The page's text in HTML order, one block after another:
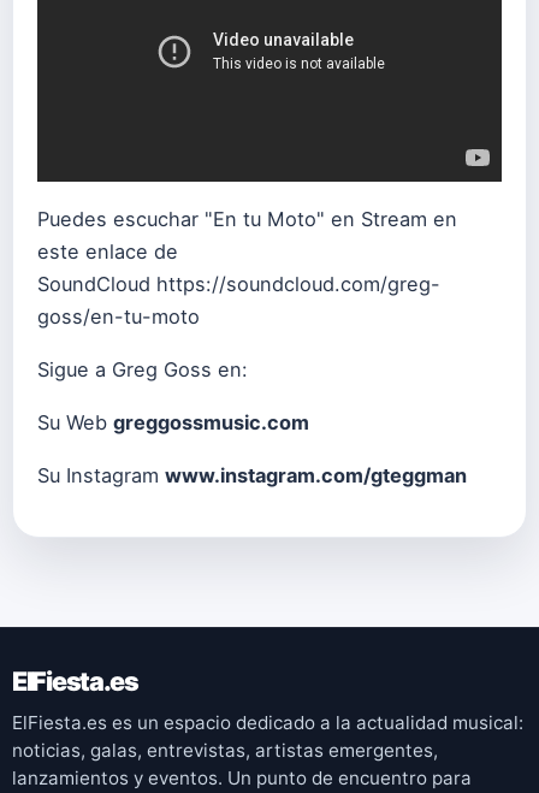
Puedes escuchar "En tu Moto" en Stream en
este enlace de
SoundCloud https://soundcloud.com/greg-
goss/en-tu-moto
Sigue a Greg Goss en:
Su Web greggossmusic.com
Su Instagram www.instagram.com/gteggman
ElFiesta.es
ElFiesta.es es un espacio dedicado a la actualidad musical:
noticias, galas, entrevistas, artistas emergentes,
lanzamientos y eventos. Un punto de encuentro para